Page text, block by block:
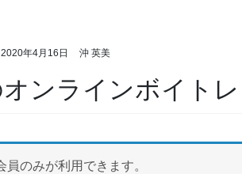
2020年4月16日 沖 英美
ンラインボイトレ
員のみが利用できます。